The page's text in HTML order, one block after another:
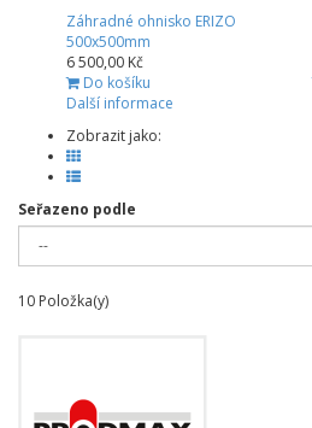
Záhradné ohnisko ERIZO
500x500mm
6 500,00 Kč
Do košíku
Další informace
Zobrazit jako:
Seřazeno podle
10 Položka(y)